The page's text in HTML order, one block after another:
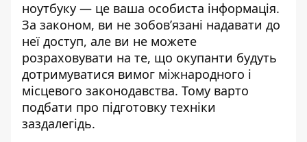
ноутбуку — це ваша особиста інформація.
За законом, ви не зобов’язані надавати до
неї доступ, але ви не можете
розраховувати на те, що окупанти будуть
дотримуватися вимог міжнародного і
місцевого законодавства. Тому варто
подбати про підготовку техніки
заздалегідь.